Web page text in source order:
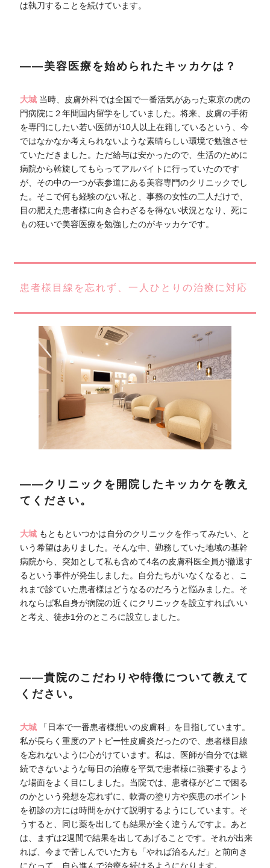
は執刀することを続けています。
――美容医療を始められたキッカケは？
大城 当時、皮膚外科では全国で一番活気があった東京の虎の
門病院に２年間国内留学をしていました。将来、皮膚の手術
を専門にしたい若い医師が10人以上在籍しているという、今
ではなかなか考えられないような素晴らしい環境で勉強させ
ていただきました。ただ給与は安かったので、生活のために
病院から斡旋してもらってアルバイトに行っていたのです
が、その中の一つが表参道にある美容専門のクリニックでし
た。そこで何も経験のない私と、事務の女性の二人だけで、
目の肥えた患者様に向き合わざるを得ない状況となり、死に
もの狂いで美容医療を勉強したのがキッカケです。
患者様目線を忘れず、一人ひとりの治療に対応
――クリニックを開院したキッカケを教え
てください。
大城 もともといつかは自分のクリニックを作ってみたい、と
いう希望はありました。そんな中、勤務していた地域の基幹
病院から、突如として私も含めて4名の皮膚科医全員が撤退す
るという事件が発生しました。自分たちがいなくなると、こ
れまで診ていた患者様はどうなるのだろうと悩みました。そ
れならば私自身が病院の近くにクリニックを設立すればいい
と考え、徒歩1分のところに設立しました。
――貴院のこだわりや特徴について教えて
ください。
大城
「日本で一番患者様想いの皮膚科」を目指しています。
私が長らく重度のアトピー性皮膚炎だったので、患者様目線
を忘れないように心がけています。私は、医師が自分では継
続できないような毎日の治療を平気で患者様に強要するよう
な場面をよく目にしました。当院では、患者様がどこで困る
のかという発想を忘れずに、軟膏の塗り方や疾患のポイント
を初診の方には時間をかけて説明するようにしています。そ
うすると、同じ薬を出しても結果が全く違うんですよ。あと
は、まずは2週間で結果を出してあげることです。それが出来
れば、今まで苦しんでいた方も「やれば治るんだ」と前向き
になって、自ら進んで治療を続けるようになります。